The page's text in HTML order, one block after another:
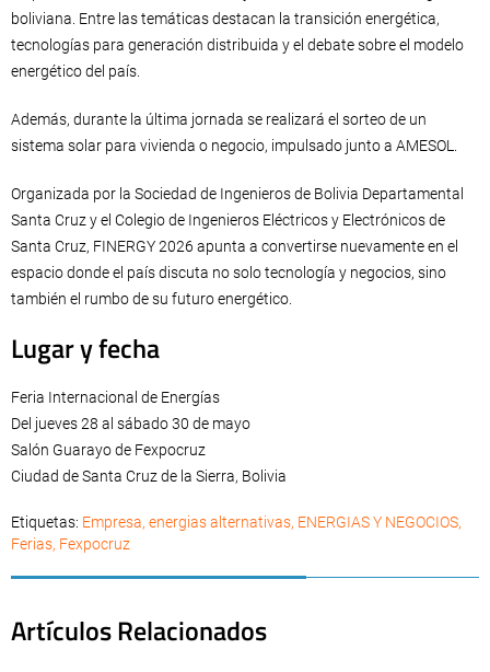
boliviana. Entre las temáticas destacan la transición energética,
tecnologías para generación distribuida y el debate sobre el modelo
energético del país.
Además, durante la última jornada se realizará el sorteo de un
sistema solar para vivienda o negocio, impulsado junto a AMESOL.
Organizada por la Sociedad de Ingenieros de Bolivia Departamental
Santa Cruz y el Colegio de Ingenieros Eléctricos y Electrónicos de
Santa Cruz, FINERGY 2026 apunta a convertirse nuevamente en el
espacio donde el país discuta no solo tecnología y negocios, sino
también el rumbo de su futuro energético.
Lugar y fecha
Feria Internacional de Energías
Del jueves 28 al sábado 30 de mayo
Salón Guarayo de Fexpocruz
Ciudad de Santa Cruz de la Sierra, Bolivia
Etiquetas: Empresa, energias alternativas, ENERGIAS Y NEGOCIOS,
Ferias, Fexpocruz
Artículos Relacionados